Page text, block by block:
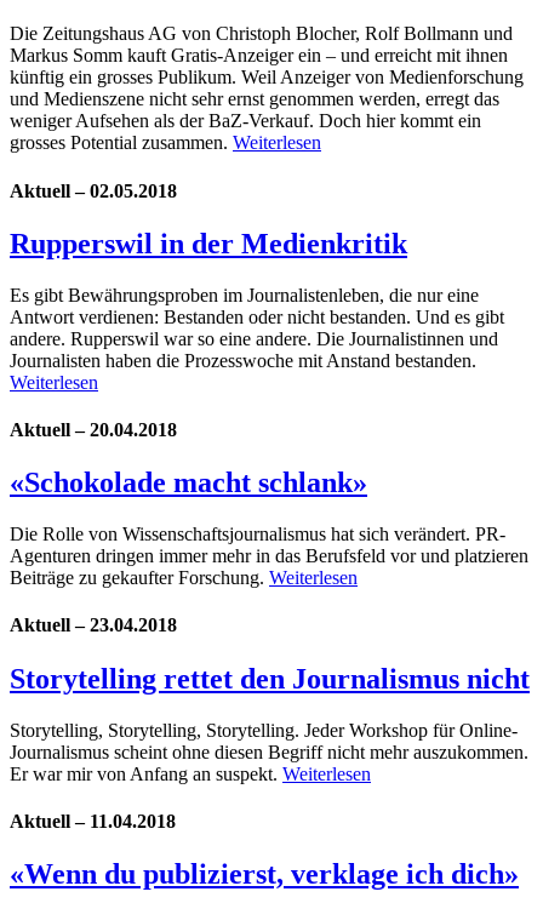
Die Zeitungshaus AG von Christoph Blocher, Rolf Bollmann und
Markus Somm kauft Gratis-Anzeiger ein – und erreicht mit ihnen
künftig ein grosses Publikum. Weil Anzeiger von Medienforschung
und Medienszene nicht sehr ernst genommen werden, erregt das
weniger Aufsehen als der BaZ-Verkauf. Doch hier kommt ein
grosses Potential zusammen. Weiterlesen
Aktuell – 02.05.2018
Rupperswil in der Medienkritik
Es gibt Bewährungsproben im Journalistenleben, die nur eine
Antwort verdienen: Bestanden oder nicht bestanden. Und es gibt
andere. Rupperswil war so eine andere. Die Journalistinnen und
Journalisten haben die Prozesswoche mit Anstand bestanden.
Weiterlesen
Aktuell – 20.04.2018
«Schokolade macht schlank»
Die Rolle von Wissenschaftsjournalismus hat sich verändert. PR-
Agenturen dringen immer mehr in das Berufsfeld vor und platzieren
Beiträge zu gekaufter Forschung. Weiterlesen
Aktuell – 23.04.2018
Storytelling rettet ­den Journalismus nicht
Storytelling, Storytelling, Storytelling. Jeder Workshop für Online-
Journalismus scheint ohne diesen Begriff nicht mehr auszukommen.
Er war mir von Anfang an suspekt. Weiterlesen
Aktuell – 11.04.2018
«Wenn du publizierst, verklage ich dich»